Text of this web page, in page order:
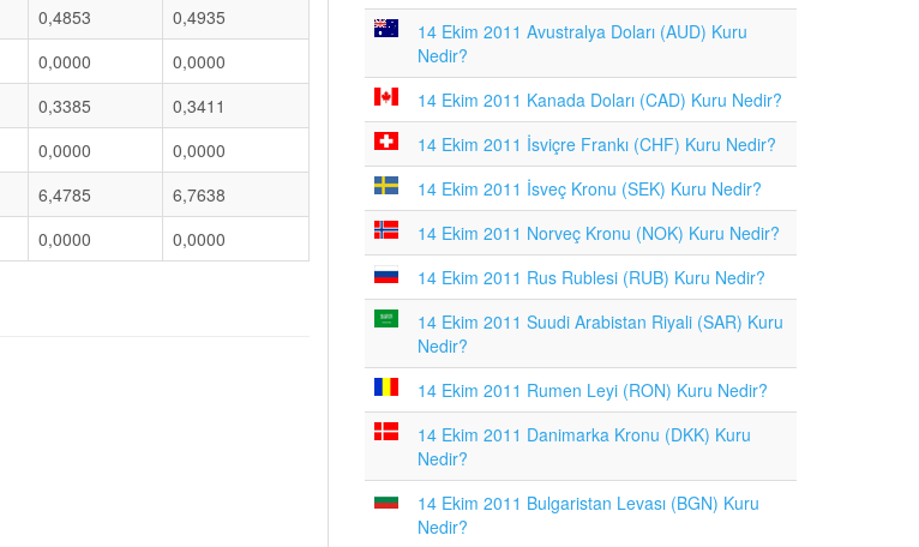
0,4853
0,4935
0,0000
0,0000
0,3385
0,3411
0,0000
0,0000
6,4785
6,7638
0,0000 0,0000
14 Ekim 2011 Avustralya Doları (AUD) Kuru
Nedir?
14 Ekim 2011 Kanada Doları (CAD) Kuru Nedir?
14 Ekim 2011 İsviçre Frankı (CHF) Kuru Nedir?
14 Ekim 2011 İsveç Kronu (SEK) Kuru Nedir?
14 Ekim 2011 Norveç Kronu (NOK) Kuru Nedir?
14 Ekim 2011 Rus Rublesi (RUB) Kuru Nedir?
14 Ekim 2011 Suudi Arabistan Riyali (SAR) Kuru
Nedir?
14 Ekim 2011 Rumen Leyi (RON) Kuru Nedir?
14 Ekim 2011 Danimarka Kronu (DKK) Kuru
Nedir?
14 Ekim 2011 Bulgaristan Levası (BGN) Kuru
Nedir?